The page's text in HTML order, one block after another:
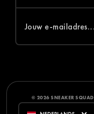
© 2026 SNEAKER SQUAD